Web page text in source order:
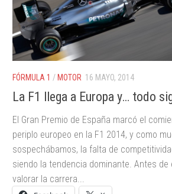
FÓRMULA 1 / MOTOR 16 MAYO, 2014
La F1 llega a Europa y… todo
El Gran Premio de España marcó el
periplo europeo en la F1 2014, y como
sospechábamos, la falta de
siendo la tendencia dominante. Antes de
valorar la carrera...